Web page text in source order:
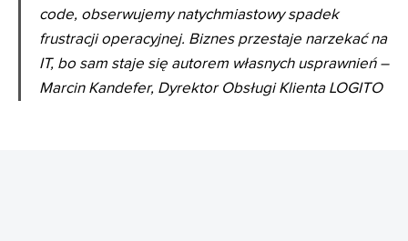
code, obserwujemy natychmiastowy spadek
frustracji operacyjnej. Biznes przestaje narzekać na
IT, bo sam staje się autorem własnych usprawnień–
Marcin Kandefer, Dyrektor Obsługi Klienta LOGITO